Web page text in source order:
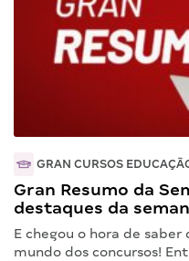
GRAN CURSOS
Gran Resumo da
destaques da
E chegou o hora de
mundo dos concursos!